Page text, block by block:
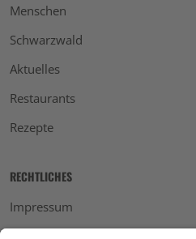
Menschen
Schwarzwald
Aktuelles
Restaurants
Rezepte
RECHTLICHES
Impressum